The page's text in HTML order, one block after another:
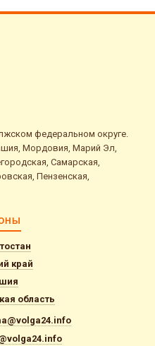
федеральном округе.
Мордовия, Марий Эл,
Самарская,
Пензенская,
край
область